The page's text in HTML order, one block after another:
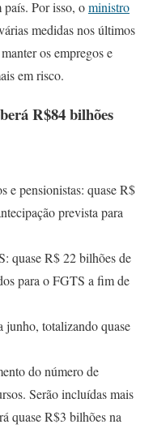
país. Por isso, oministro
medidas nos últimos
os empregos e
em risco.
R$84 bilhões
e pensionistas: quase R$
prevista para
quase R$ 22 bilhões de
para o FGTS a fim de
junho, totalizando quase
do número de
Serão incluídas mais
quase R$3 bilhões na